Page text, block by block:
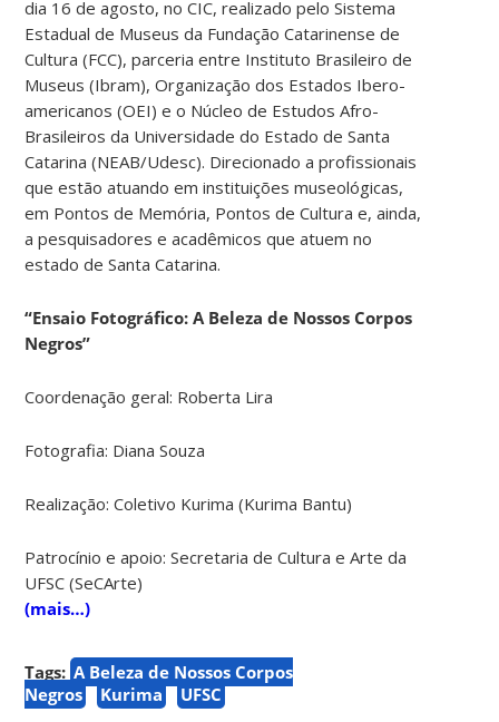
dia 16 de agosto, no CIC, realizado pelo Sistema
Estadual de Museus da Fundação Catarinense de
Cultura (FCC), parceria entre Instituto Brasileiro de
Museus (Ibram), Organização dos Estados Ibero-
americanos (OEI) e o Núcleo de Estudos Afro-
Brasileiros da Universidade do Estado de Santa
Catarina (NEAB/Udesc). Direcionado a profissionais
que estão atuando em instituições museológicas,
em Pontos de Memória, Pontos de Cultura e, ainda,
a pesquisadores e acadêmicos que atuem no
estado de Santa Catarina.
“Ensaio Fotográfico: A Beleza de Nossos Corpos
Negros”
Coordenação geral: Roberta Lira
Fotografia: Diana Souza
Realização: Coletivo Kurima (Kurima Bantu)
Patrocínio e apoio: Secretaria de Cultura e Arte da
UFSC (SeCArte)
(mais…)
Tags: A Beleza de Nossos Corpos
Negros
Kurima UFSC